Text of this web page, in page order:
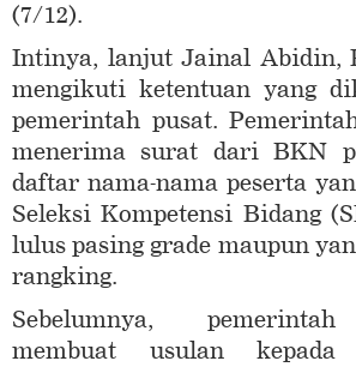
(7/12).
Intinya, lanjut Jainal Abidin,
mengikuti ketentuan yang
pemerintah pusat.
menerima surat dari BKN
daftar nama-nama peserta
Seleksi Kompetensi Bidang
lulus pasing grade maupun
rangking.
Sebelumnya, pemerintah
membuat usulan